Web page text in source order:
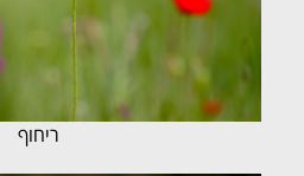
ריחוף